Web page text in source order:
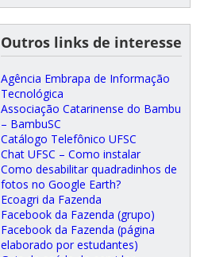
Outros links de interesse
Agência Embrapa de Informação
Tecnológica
Associação Catarinense do Bambu
– BambuSC
Catálogo Telefônico UFSC
Chat UFSC – Como instalar
Como desabilitar quadradinhos de
fotos no Google Earth?
Ecoagri da Fazenda
Facebook da Fazenda (grupo)
Facebook da Fazenda (página
elaborado por estudantes)